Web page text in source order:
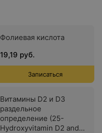
Фолиевая кислота
19,19 руб.
Записаться
Витамины D2 и D3
раздельное
определение (25-
Hydroxyvitamin D2 and